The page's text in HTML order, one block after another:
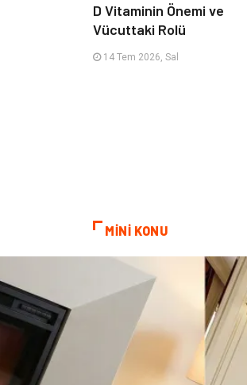
D Vitaminin Önemi ve
Vücuttaki Rolü
14 Tem 2026, Sal
MİNİ KONU